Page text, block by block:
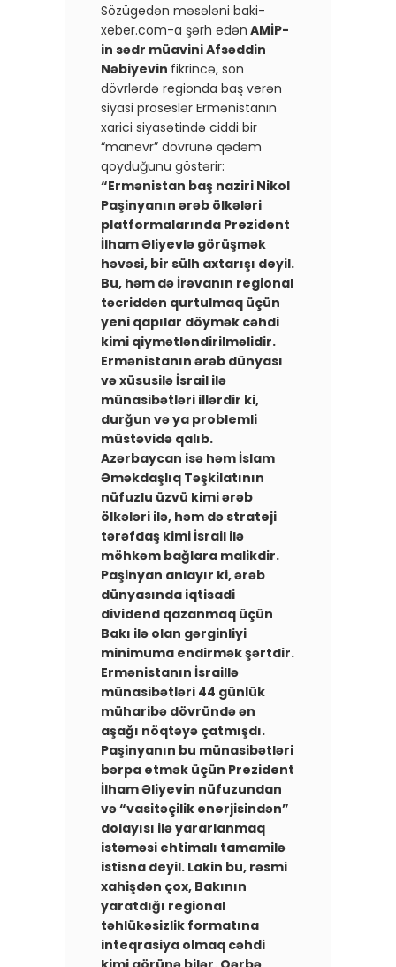
Sözügedən məsələni baki-
xeber.com-a şərh edən AMİP-
in sədr müavini Afsəddin
Nəbiyevin fikrincə, son
dövrlərdə regionda baş verən
siyasi proseslər Ermənistanın
xarici siyasətində ciddi bir
“manevr” dövrünə qədəm
qoyduğunu göstərir:
“Ermənistan baş naziri Nikol
Paşinyanın ərəb ölkələri
platformalarında Prezident
İlham Əliyevlə görüşmək
həvəsi, bir sülh axtarışı deyil.
Bu, həm də İrəvanın regional
təcriddən qurtulmaq üçün
yeni qapılar döymək cəhdi
kimi qiymətləndirilməlidir. ​
Ermənistanın ərəb dünyası
və xüsusilə İsrail ilə
münasibətləri illərdir ki,
durğun və ya problemli
müstəvidə qalıb.
Azərbaycan isə həm İslam
Əməkdaşlıq Təşkilatının
nüfuzlu üzvü kimi ərəb
ölkələri ilə, həm də strateji
tərəfdaş kimi İsrail ilə
möhkəm bağlara malikdir.
Paşinyan anlayır ki, ərəb
dünyasında iqtisadi
dividend qazanmaq üçün
Bakı ilə olan gərginliyi
minimuma endirmək şərtdir.
Ermənistanın İsraillə
münasibətləri 44 günlük
müharibə dövründə ən
aşağı nöqtəyə çatmışdı.
Paşinyanın bu münasibətləri
bərpa etmək üçün Prezident
İlham Əliyevin nüfuzundan
və “vasitəçilik enerjisindən”
dolayısı ilə yararlanmaq
istəməsi ehtimalı tamamilə
istisna deyil. Lakin bu, rəsmi
xahişdən çox, Bakının
yaratdığı regional
təhlükəsizlik formatına
inteqrasiya olmaq cəhdi